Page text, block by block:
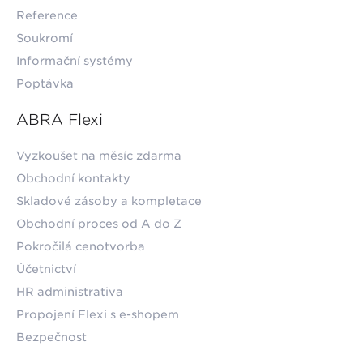
Reference
Soukromí
Informační systémy
Poptávka
ABRA Flexi
Vyzkoušet na měsíc zdarma
Obchodní kontakty
Skladové zásoby a kompletace
Obchodní proces od A do Z
Pokročilá cenotvorba
Účetnictví
HR administrativa
Propojení Flexi s e-shopem
Bezpečnost